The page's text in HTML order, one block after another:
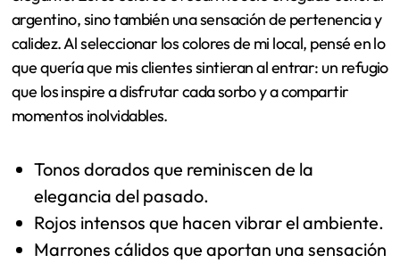
argentino, sino también una sensación de pertenencia y
calidez. Al seleccionar los colores de mi local, pensé en lo
que quería que mis clientes sintieran al entrar: un refugio
que los inspire a disfrutar cada sorbo y a compartir
momentos inolvidables.
Tonos dorados que reminiscen de la
elegancia del pasado.
Rojos intensos que hacen vibrar el ambiente.
Marrones cálidos que aportan una sensación